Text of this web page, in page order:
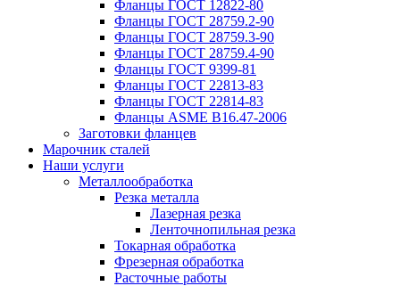
Фланцы ГОСТ 12822-80
Фланцы ГОСТ 28759.2-90
Фланцы ГОСТ 28759.3-90
Фланцы ГОСТ 28759.4-90
Фланцы ГОСТ 9399-81
Фланцы ГОСТ 22813-83
Фланцы ГОСТ 22814-83
Фланцы ASME B16.47-2006
Заготовки фланцев
Марочник сталей
Наши услуги
Металлообработка
Резка металла
Лазерная резка
Ленточнопильная резка
Токарная обработка
Фрезерная обработка
Расточные работы